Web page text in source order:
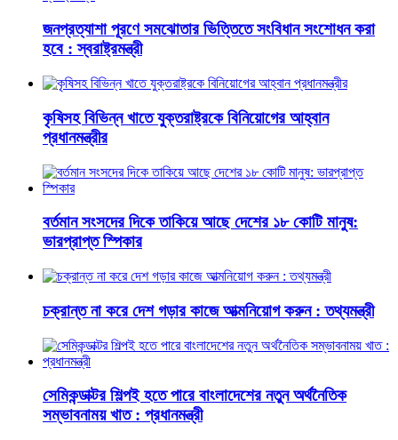
জনপ্রত্যাশা পূরণে সমঝোতার ভিত্তিতে সংবিধান সংশোধন করা
হবে : স্বরাষ্ট্রমন্ত্রী
কৃষিসহ বিভিন্ন খাতে যুক্তরাষ্ট্রকে বিনিয়োগের আহ্বান
প্রধানমন্ত্রীর
বর্তমান সংসদের দিকে তাকিয়ে আছে দেশের ১৮ কোটি মানুষ:
ভারপ্রাপ্ত স্পিকার
চক্রান্ত না করে দেশ গড়ার কাজে আত্মনিয়োগ করুন : তথ্যমন্ত্রী
সেমিকন্ডাক্টর শিল্পই হতে পারে বাংলাদেশের নতুন অর্থনৈতিক
সম্ভাবনাময় খাত : প্রধানমন্ত্রী